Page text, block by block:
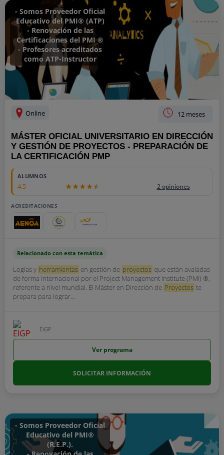
- Somos Proveedor Oficial
Educativo del PMI® (ATP)
- Renovación de las
Certificaciones del PMI ®
- Profesores acreditados
como ATP-Instructor
Online 12 meses
MÁSTER OFICIAL UNIVERSITARIO EN DIRECCIÓN
Y GESTIÓN DE PROYECTOS - PREPARACIÓN DE
LA CERTIFICACIÓN PMP
ALUMNOS
4.5 2 opiniones
ACREDITACIONES
Relacionado con esta temática
Logías y herramientas en gestión de proyectos que están avaladas
de forma internacional por el Project Management Institute (PMI) ®,
referente a nivel mundial. El Máster en Dirección de Proyectos te
prepara para lograr...
EIGP
Ver programa
SOLICITAR INFORMACIÓN
- Somos Proveedor Oficial
Educativo del PMI®
(R.E.P.).